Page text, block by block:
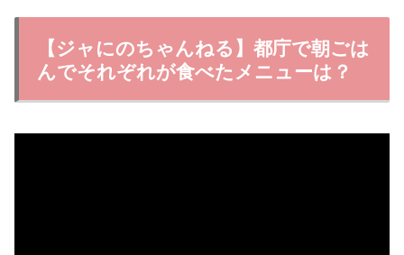
【ジャにのちゃんねる】都庁で朝ごは
んでそれぞれが食べたメニューは？